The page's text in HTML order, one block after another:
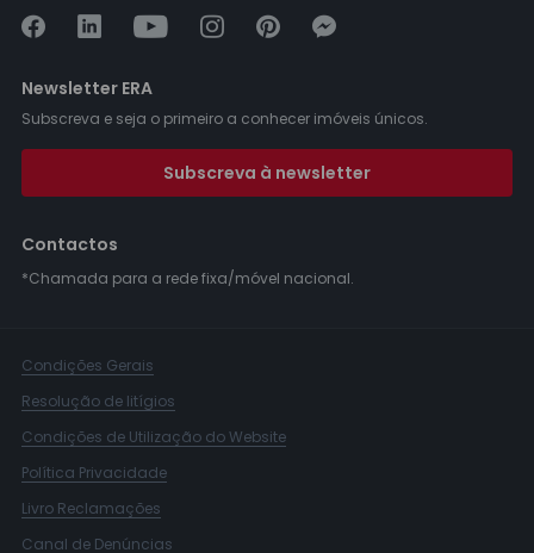
Newsletter ERA
Subscreva e seja o primeiro a conhecer imóveis únicos.
Subscreva à newsletter
Contactos
*Chamada para a rede fixa/móvel nacional.
Condições Gerais
Resolução de litígios
Condições de Utilização do Website
Política Privacidade
Livro Reclamações
Canal de Denúncias